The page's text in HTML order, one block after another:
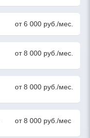
от 6 000 руб./мес.
от 8 000 руб./мес.
от 8 000 руб./мес.
от 8 000 руб./мес